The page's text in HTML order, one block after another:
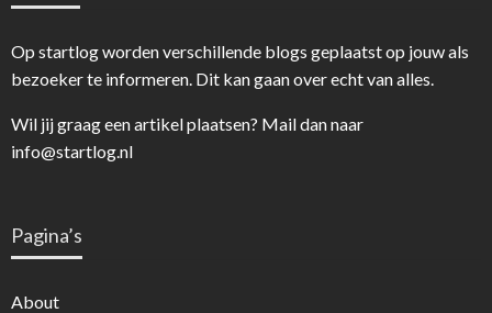
Op startlog worden verschillende blogs geplaatst op jouw als
bezoeker te informeren. Dit kan gaan over echt van alles.
Wil jij graag een artikel plaatsen? Mail dan naar
info@startlog.nl
Pagina’s
About